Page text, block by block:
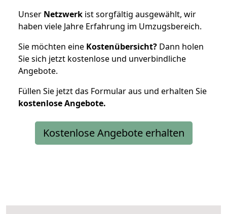
Unser Netzwerk ist sorgfältig ausgewählt, wir
haben viele Jahre Erfahrung im Umzugsbereich.
Sie möchten eine Kostenübersicht? Dann holen
Sie sich jetzt kostenlose und unverbindliche
Angebote.
Füllen Sie jetzt das Formular aus und erhalten Sie
kostenloseAngebote.
Kostenlose Angebote erhalten